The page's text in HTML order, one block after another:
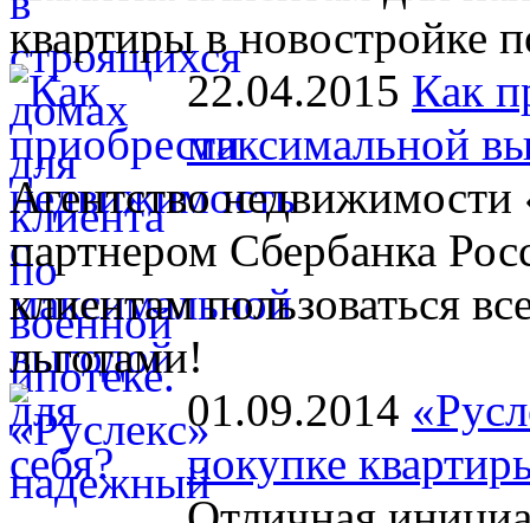
квартиры в новостройке
22.04.2015 Как
максимальной
Агентство
партнером Сбербанка
клиентам пользоваться
льготами!
01.09.2014
покупке